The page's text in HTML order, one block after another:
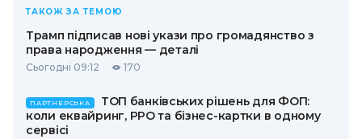
ТАКОЖ ЗА ТЕМОЮ
Трамп підписав нові укази про громадянство з
права народження — деталі
Сьогодні 09:12 170
ПАРТНЕРСЬКА
ТОП банківських рішень для ФОП:
коли еквайринг, РРО та бізнес-картки в одному
сервісі